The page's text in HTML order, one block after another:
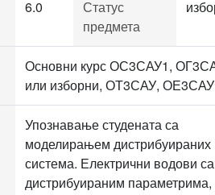
6.0
Статус
предмета
Основни курс ОС3САУ1,
или изборни, ОТ3САУ, ОЕ3САУ
Упознавање студената са
моделирањем дистрибуираних
система. Електрични водови са
дистрибуираним параметрима,